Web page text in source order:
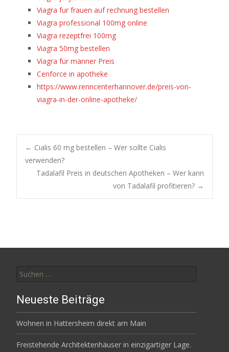
Viagra fur frauen auf rechnung bestellen
Viagra professional 100mg online
Viagra rezeptfrei 100mg
Viagra 50mg bestellen
Viagra für männer Preis
Cenforce in apotheke
https://www.renncenterhannover.de/preis-von-
viagra-in-der-online-apotheke/
Post
navigation
← Cialis 60 mg bestellen – Wer sollte Cialis
verwenden?
Tadalafil Preis in deutschen Apotheken – Wer kann
von Tadalafil profitieren? →
nach:
Neueste Beiträge
Wohnen in Hattersheim direkt am Main
Freistehende Architektenhäuser in einzigartiger Lage.